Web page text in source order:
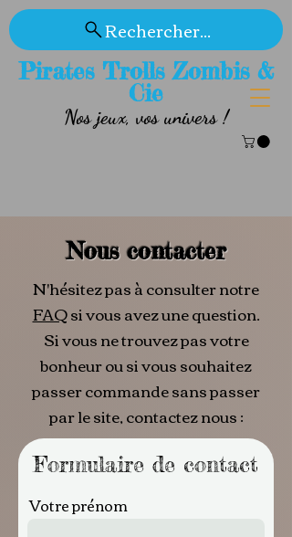
Pirates Trolls Zombis &
Cie
Nos jeux, vos univers !
Rechercher...
Nous contacter
N'hésitez pas à consulter notre
FAQsi vous avez une question.
Si vous ne trouvez pas votre
bonheur ou si vous souhaitez
passer commande sans passer
par le site, contactez nous :
Formulaire de contact
Votre prénom